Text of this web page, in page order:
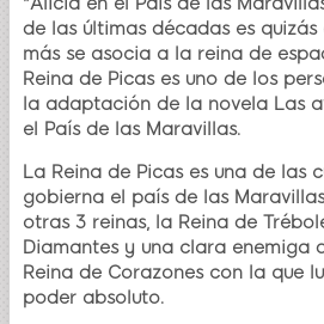
de las últimas décadas es
más se asocia a la reina de
Reina de Picas es uno de los
la adaptación de la novela Las
el País de las Maravillas.
La Reina de Picas es una de las
gobierna el país de las
otras 3 reinas, la Reina de
Diamantes y una clara enemiga
Reina de Corazones con la que
poder absoluto.